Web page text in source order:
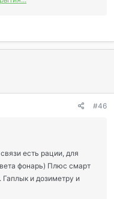
#46
есть рации, для
фонарь) Плюс смарт
и дозиметру и